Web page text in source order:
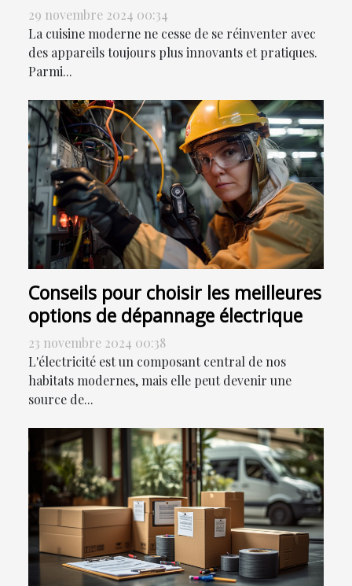
29 novembre 2024 00:34
La cuisine moderne ne cesse de se réinventer avec
des appareils toujours plus innovants et pratiques.
Parmi...
Conseils pour choisir les meilleures
options de dépannage électrique
23 novembre 2024 00:38
L'électricité est un composant central de nos
habitats modernes, mais elle peut devenir une
source de...